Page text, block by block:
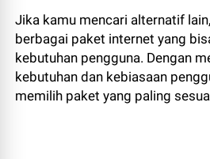
Jika kamu mencari alternatif
berbagai paket internet yang
kebutuhan pengguna. Dengan
kebutuhan dan kebiasaan
memilih paket yang paling